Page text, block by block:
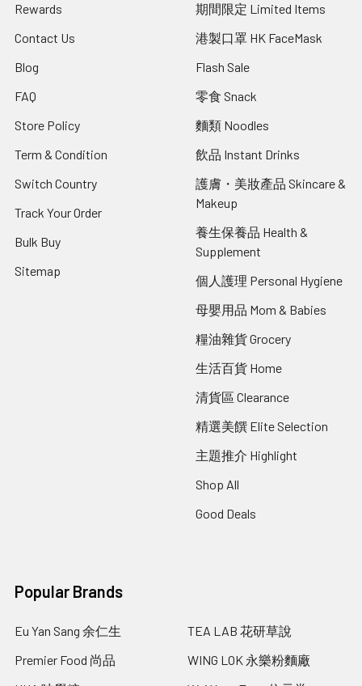
Rewards
Contact Us
Blog
FAQ
Store Policy
Term & Condition
Switch Country
Track Your Order
Bulk Buy
Sitemap
期間限定 Limited Items
港製口罩 HK FaceMask
Flash Sale
零食 Snack
麵類 Noodles
飲品 Instant Drinks
護膚・美妝產品 Skincare &
Makeup
養生保養品 Health &
Supplement
個人護理 Personal Hygiene
母嬰用品 Mom & Babies
糧油雜貨 Grocery
生活百貨 Home
清貨區 Clearance
精選美饌 Elite Selection
主題推介 Highlight
Shop All
Good Deals
Popular Brands
Eu Yan Sang 余仁生
Premier Food 尚品
TEA LAB 花研草說
WING LOK 永樂粉麵廠